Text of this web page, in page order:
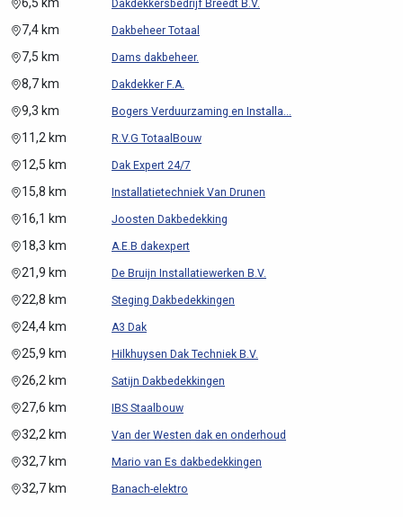
Dakdekkersbedrijf Breedt B.V.
7,4 km Dakbeheer Totaal
7,5 km Dams dakbeheer.
8,7 km Dakdekker F.A.
9,3 km Bogers Verduurzaming en Installa...
11,2 km R.V.G TotaalBouw
12,5 km Dak Expert 24/7
15,8 km Installatietechniek Van Drunen
16,1 km Joosten Dakbedekking
18,3 km A.E.B dakexpert
21,9 km De Bruijn Installatiewerken B.V.
22,8 km Steging Dakbedekkingen
24,4 km A3 Dak
25,9 km Hilkhuysen Dak Techniek B.V.
26,2 km Satijn Dakbedekkingen
27,6 km IBS Staalbouw
32,2 km Van der Westen dak en onderhoud
32,7 km Mario van Es dakbedekkingen
32,7 km Banach-elektro